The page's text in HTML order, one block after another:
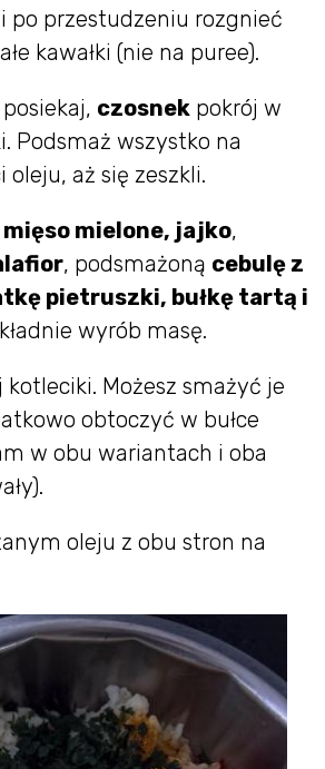
po przestudzeniu rozgnieć
kawałki (nie na puree).
czosnek pokrój w
Podsmaż wszystko na
aż się zeszkli.
mięso mielone, jajko,
, podsmażoną cebulę z
pietruszki, bułkę tartą i
wyrób masę.
Możesz smażyć je
obtoczyć w bułce
w obu wariantach i oba
oleju z obu stron na